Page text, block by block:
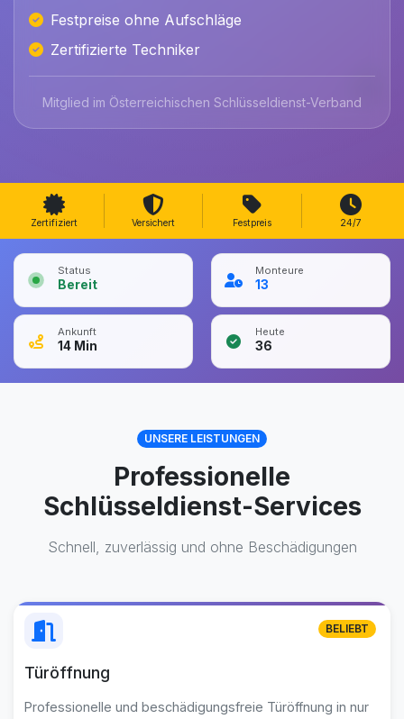
Festpreise ohne Aufschläge
Zertifizierte Techniker
Mitglied im Österreichischen Schlüsseldienst-Verband
Zertifiziert Versichert Festpreis 24/7
Status
Bereit
Monteure
13
Ankunft
14 Min
Heute
36
UNSERE LEISTUNGEN
Professionelle
Schlüsseldienst-Services
Schnell, zuverlässig und ohne Beschädigungen
Türöffnung
Professionelle und beschädigungsfreie Türöffnung in nur
BELIEBT